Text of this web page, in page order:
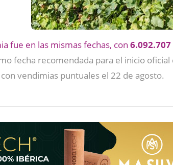
fue en las mismas fechas, con 6.092.707
fecha recomendada para el inicio
vendimias puntuales el 22 de agosto.